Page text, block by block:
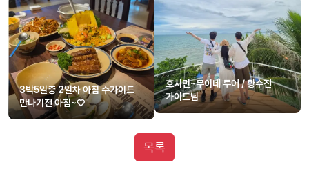
3박5일중 2일차 아침 수가이드
만나기전 아침~♡
호치민~무이네 투어 / 황수진
가이드님
목록